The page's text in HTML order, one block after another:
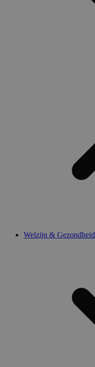
Welzijn & Gezondheid